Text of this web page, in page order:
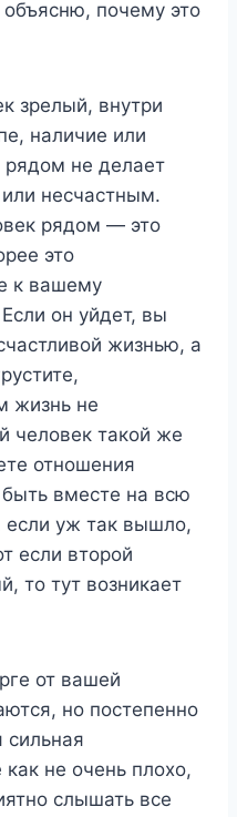
почему это
зрелый, внутри
наличие или
рядом не делает
несчастным.
рядом — это
это
к вашему
он уйдет, вы
жизнью, а
жизнь не
человек такой же
отношения
вместе на всю
если уж так вышло,
если второй
то тут возникает
от вашей
но постепенно
сильная
не очень плохо,
слышать все